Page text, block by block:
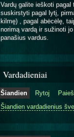
Vardų galite ieškoti pagal
suskirstyti pagal lytį,
kilmę) , pagal abėcėlę,
norimą vardą ir sužinoti
panašius vardus.
Vardadieniai
Šiandien Rytoj
Šiandien vardadienius